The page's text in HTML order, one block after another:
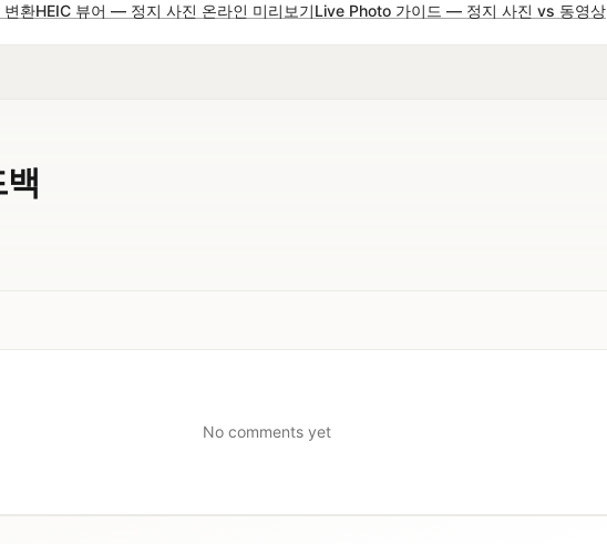
환HEIC 뷰어 — 정지 사진 온라인 미리보기Live Photo 가이드 — 정지 사진 vs 동영상
No comments yet